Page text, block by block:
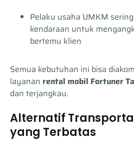
Pelaku usaha UMKM
kendaraan untuk
bertemu klien
Semua kebutuhan ini bisa
layanan rental mobil Fortuner
dan terjangkau.
Alternatif
yang Terbatas